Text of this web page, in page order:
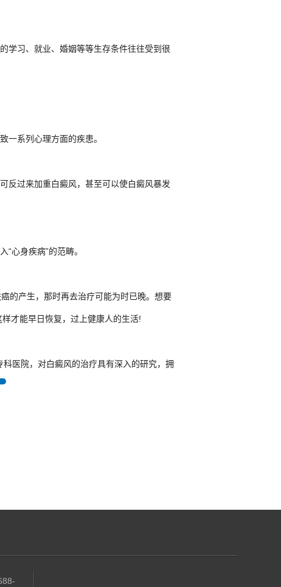
学习、就业、婚姻等等生存条件往往受到很
系列心理方面的疾患。
反过来加重白癜风，甚至可以使白癜风暴发
心身疾病”的范畴。
的产生，那时再去治疗可能为时已晚。想要
才能早日恢复，过上健康人的生活!
科医院，对白癜风的治疗具有深入的研究，拥